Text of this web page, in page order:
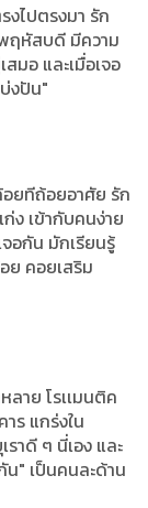
ไปตรงมา รัก
ฤหัสบดี มีความ
มอ และเมื่อเจอ
งปัน"
อยทีถ้อยอาศัย รัก
ง เข้ากับคนง่าย
จอกัน มักเรียนรู้
ย คอยเสริม
ลาย โรเเมนติค
ร แกร่งใน
าดี ๆ นี่เอง และ
น" เป็นคนละด้าน